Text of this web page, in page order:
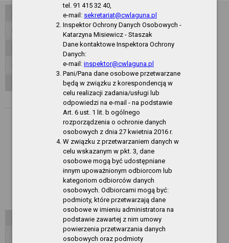
Strona Główna
RODO - klauzula informacyjna
Inspektor ochrony danych
Akty normatywne
Zarządzenia Dyrektora CSIR
Zarządzenia Dyrektora CW LAGUNA
Organizacja działania
tel. 91 415 32 40,
e-mail: sekretariat@cwlaguna.pl
Inspektor Ochrony Danych Osobowych -
Katarzyna Misiewicz - Staszak
Dane kontaktowe Inspektora Ochrony
Danych:
e-mail: inspektor@cwlaguna.pl
Pani/Pana dane osobowe przetwarzane
będą w związku z korespondencją w
celu realizacji zadania/usługi lub
odpowiedzi na e-mail - na podstawie
Art. 6 ust. 1 lit. b ogólnego
rozporządzenia o ochronie danych
osobowych z dnia 27 kwietnia 2016 r.
W związku z przetwarzaniem danych w
celu wskazanym w pkt. 3, dane
osobowe mogą być udostępniane
innym upoważnionym odbiorcom lub
kategoriom odbiorców danych
osobowych. Odbiorcami mogą być:
podmioty, które przetwarzają dane
osobowe w imieniu administratora na
podstawie zawartej z nim umowy
powierzenia przetwarzania danych
osobowych oraz podmioty